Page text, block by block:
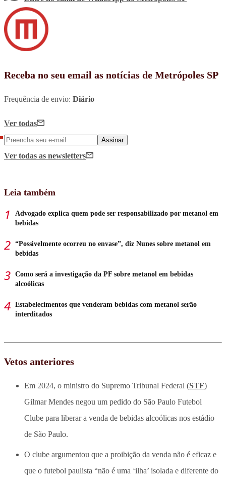
Receba no seu email as notícias de Metrópoles SP
Frequência de envio: Diário
Ver todas
Assinar
Ver todas as newsletters
Leia também
Advogado explica quem pode ser responsabilizado por metanol em
bebidas
“Possivelmente ocorreu no envase”, diz Nunes sobre metanol em
bebidas
Como será a investigação da PF sobre metanol em bebidas
alcoólicas
Estabelecimentos que venderam bebidas com metanol serão
interditados
Vetos anteriores
Em 2024, o ministro do Supremo Tribunal Federal (STF)
Gilmar Mendes negou um pedido do São Paulo Futebol
Clube para liberar a venda de bebidas alcoólicas nos estádio
de São Paulo.
O clube argumentou que a proibição da venda não é eficaz e
que o futebol paulista “não é uma ‘ilha’ isolada e diferente do